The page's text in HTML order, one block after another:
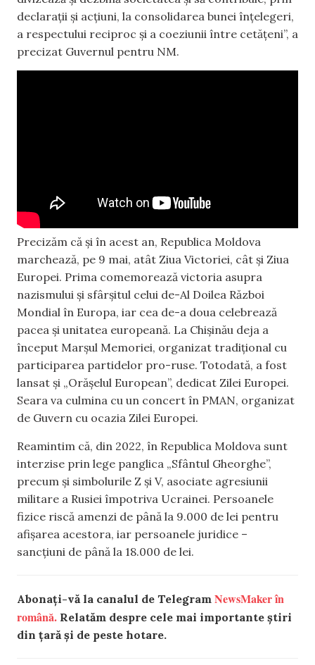
declarații și acțiuni, la consolidarea bunei înțelegeri,
a respectului reciproc și a coeziunii între cetățeni”, a
precizat Guvernul pentru NM.
Precizăm că și în acest an, Republica Moldova
marchează, pe 9 mai, atât Ziua Victoriei, cât și Ziua
Europei. Prima comemorează victoria asupra
nazismului și sfârșitul celui de-Al Doilea Război
Mondial în Europa, iar cea de-a doua celebrează
pacea și unitatea europeană. La Chișinău deja a
început Marșul Memoriei, organizat tradițional cu
participarea partidelor pro-ruse. Totodată, a fost
lansat și „Orășelul European”, dedicat Zilei Europei.
Seara va culmina cu un concert în PMAN, organizat
de Guvern cu ocazia Zilei Europei.
Reamintim că, din 2022, în Republica Moldova sunt
interzise prin lege panglica „Sfântul Gheorghe”,
precum și simbolurile Z și V, asociate agresiunii
militare a Rusiei împotriva Ucrainei. Persoanele
fizice riscă amenzi de până la 9.000 de lei pentru
afișarea acestora, iar persoanele juridice –
sancțiuni de până la 18.000 de lei.
Abonați-vă la canalul de Telegram NewsMaker în
română. Relatăm despre cele mai importante știri
din țară și de peste hotare.